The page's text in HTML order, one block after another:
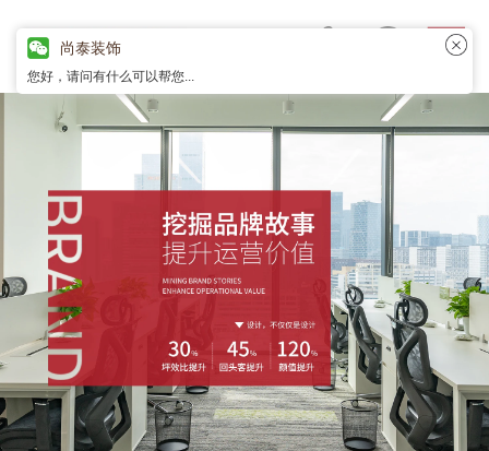
尚泰装饰
您好，请问有什么可以帮您...